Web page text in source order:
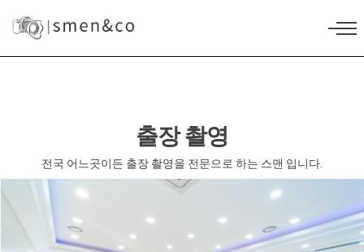
출장 촬영
전국 어느곳이든 출장 촬영을 전문으로 하는 스맨 입니다.